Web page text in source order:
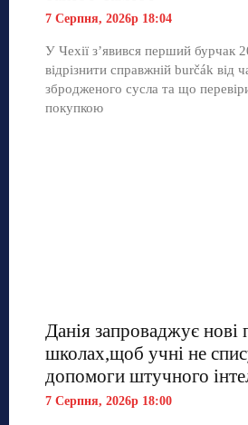
7 Серпня, 2026р 18:04
У Чехії з’явився перший бурчак
відрізнити справжній burčák від
збродженого сусла та що
покупкою
Данія запроваджує нові
школах,щоб учні не
допомоги штучного
7 Серпня, 2026р 18:00